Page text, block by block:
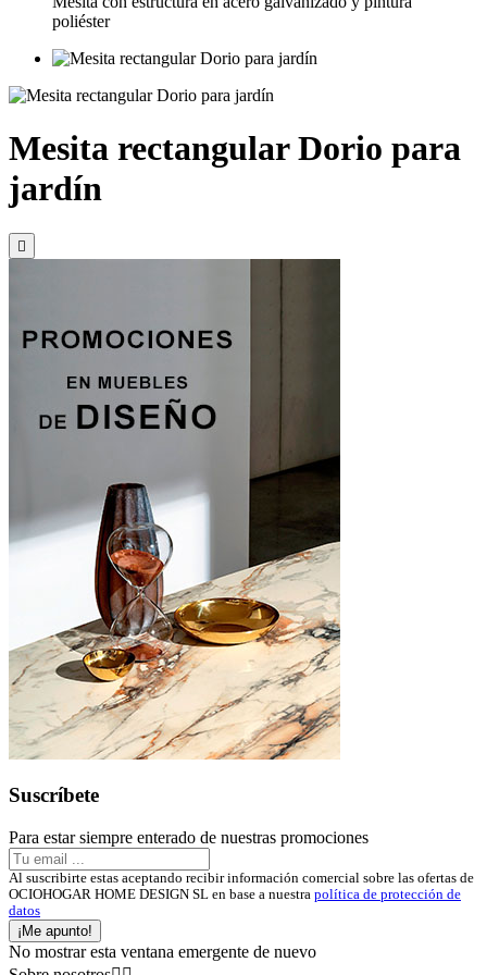
poliéster
Mesita rectangular Dorio para
jardín

Suscríbete
Para estar siempre enterado de nuestras promociones
Al suscribirte estas aceptando recibir información comercial sobre las ofertas de
OCIOHOGAR HOME DESIGN SL en base a nuestra política de protección de
datos
¡Me apunto!
No mostrar esta ventana emergente de nuevo